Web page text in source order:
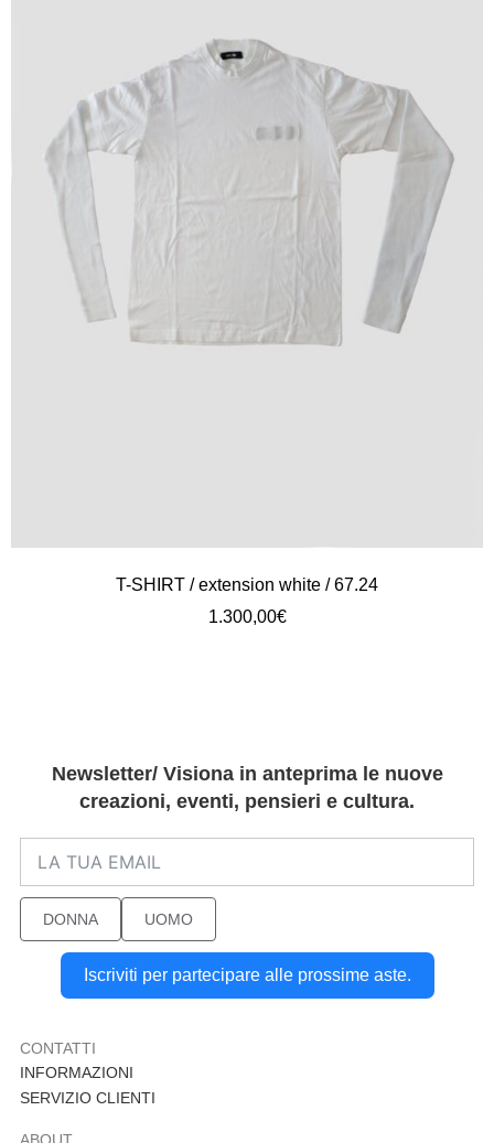
T-SHIRT / extension white / 67.24
1.300,00€
Newsletter/ Visiona in anteprima le nuove
creazioni, eventi, pensieri e cultura.
DONNA UOMO
Iscriviti per partecipare alle prossime aste.
CONTATTI
INFORMAZIONI
SERVIZIO CLIENTI